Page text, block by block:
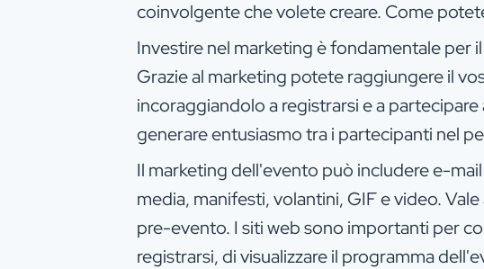
coinvolgente che volete creare. Come
Investire nel marketing è fondamentale per
Grazie al marketing potete raggiungere il
incoraggiandolo a registrarsi e a
generare entusiasmo tra i partecipanti nel
Il marketing dell'evento può includere e-
media, manifesti, volantini, GIF e video.
pre-evento. I siti web sono importanti per
registrarsi, di visualizzare il programma